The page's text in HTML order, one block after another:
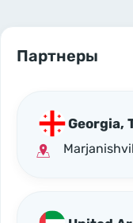
Партнеры
Georgia,